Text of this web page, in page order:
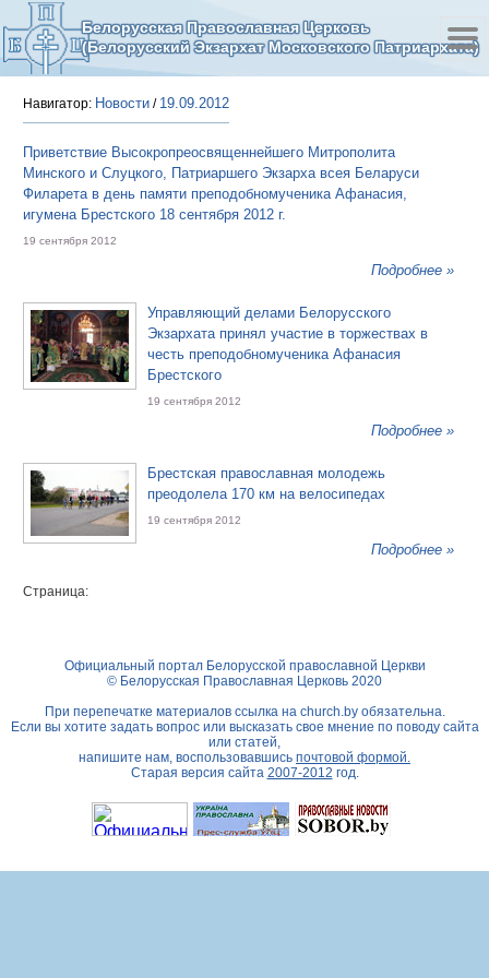
Белорусская Православная Церковь
(Белорусский Экзархат Московского Патриархата)
Навигатор: Новости / 19.09.2012
Приветствие Высокропреосвященнейшего Митрополита
Минского и Слуцкого, Патриаршего Экзарха всея Беларуси
Филарета в день памяти преподобномученика Афанасия,
игумена Брестского 18 сентября 2012 г.
19 сентября 2012
Подробнее »
Управляющий делами Белорусского
Экзархата принял участие в торжествах в
честь преподобномученика Афанасия
Брестского
19 сентября 2012
Подробнее »
Брестская православная молодежь
преодолела 170 км на велосипедах
19 сентября 2012
Подробнее »
Страница:
Официальный портал Белорусской православной Церкви
© Белорусская Православная Церковь 2020
При перепечатке материалов ссылка на church.byобязательна.
Если вы хотите задать вопрос или высказать свое мнение по поводу сайта
или статей,
напишите нам, воспользовавшись почтовой формой.
Старая версия сайта 2007-2012 год.